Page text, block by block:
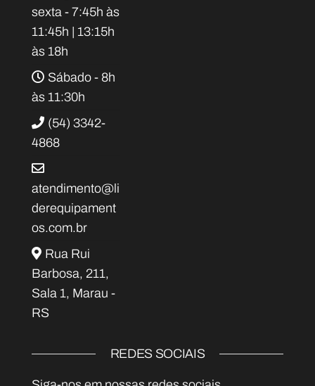
sexta - 7:45h às
11:45h | 13:15h
às 18h
Sábado - 8h
às 11:30h
(54) 3342-
4868
atendimento@li
derequipament
os.com.br
Rua Rui
Barbosa, 211,
Sala 1, Marau -
RS
REDES SOCIAIS